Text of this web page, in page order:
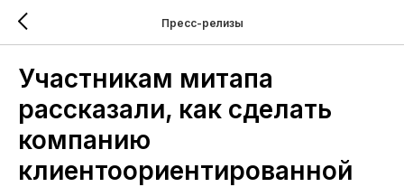
Пресс-релизы
Участникам митапа
рассказали, как сделать
компанию
клиентоориентированной